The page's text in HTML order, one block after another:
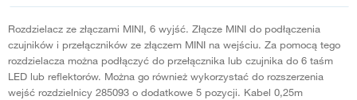
Rozdzielacz ze złączami MINI, 6 wyjść. Złącze MINI do podłączenia
czujników i przełączników ze złączem MINI na wejściu. Za pomocą tego
rozdzielacza można podłączyć do przełącznika lub czujnika do 6 taśm
LED lub reflektorów. Można go również wykorzystać do rozszerzenia
wejść rozdzielnicy 285093 o dodatkowe 5 pozycji. Kabel 0,25m